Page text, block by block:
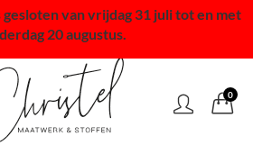
van vrijdag 31 juli tot en met
20 augustus.
0